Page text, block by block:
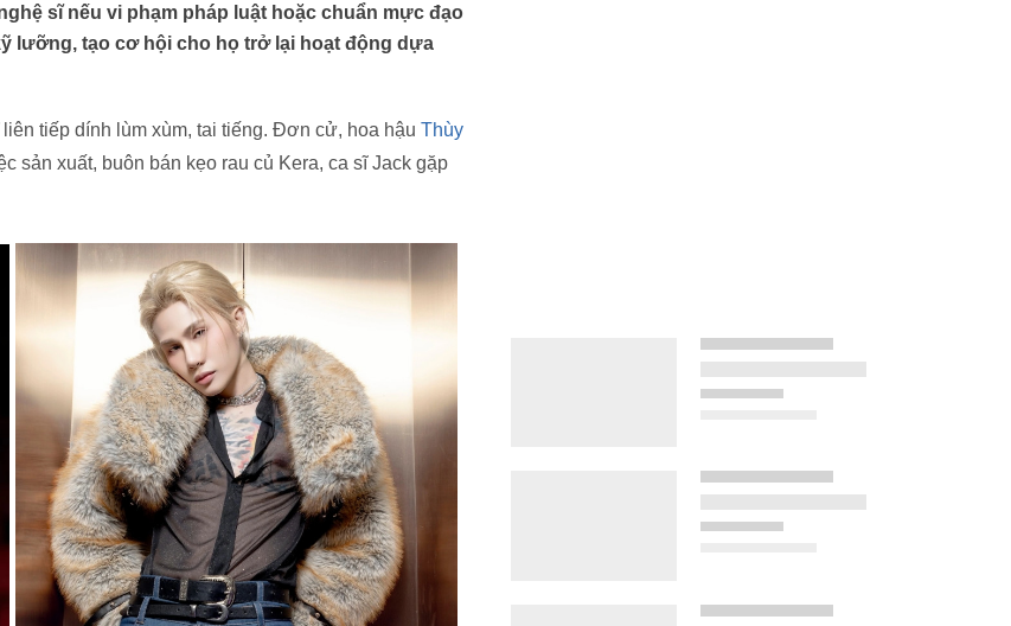
sĩ nếu vi phạm pháp luật hoặc chuẩn mực đạo
lưỡng, tạo cơ hội cho họ trở lại hoạt động dựa
tiếp dính lùm xùm, tai tiếng. Đơn cử, hoa hậu Thùy
sản xuất, buôn bán kẹo rau củ Kera, ca sĩ Jack gặp